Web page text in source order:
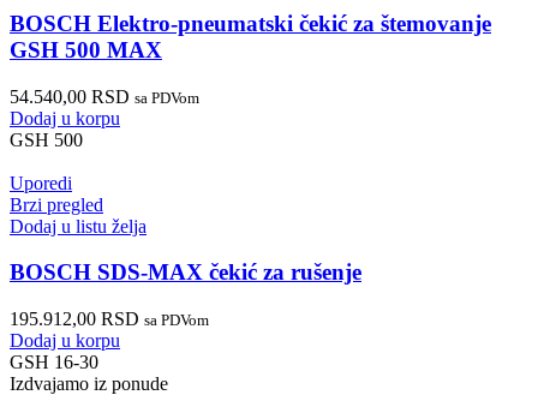
BOSCH Elektro-pneumatski čekić za štemovanje
GSH 500 MAX
54.540,00 RSD sa PDVom
Dodaj u korpu
GSH 500
Uporedi
Brzi pregled
Dodaj u listu želja
BOSCH SDS-MAX čekić za rušenje
195.912,00 RSD sa PDVom
Dodaj u korpu
GSH 16-30
Izdvajamo iz ponude